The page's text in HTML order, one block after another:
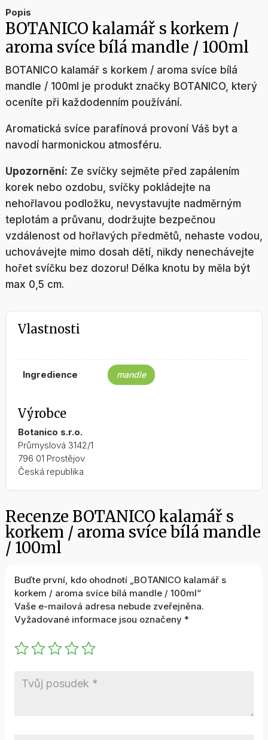
Popis
BOTANICO kalamář s korkem /
aroma svíce bílá mandle / 100ml
BOTANICO kalamář s korkem / aroma svíce bílá
mandle / 100ml je produkt značky BOTANICO, který
oceníte při každodenním používání.
Aromatická svíce parafínová provoní Váš byt a
navodí harmonickou atmosféru.
Upozornění: Ze svíčky sejměte před zapálením
korek nebo ozdobu, svíčky pokládejte na
nehořlavou podložku, nevystavujte nadměrným
teplotám a průvanu, dodržujte bezpečnou
vzdálenost od hořlavých předmětů, nehaste vodou,
uchovávejte mimo dosah dětí, nikdy nenechávejte
hořet svíčku bez dozoru! Délka knotu by měla být
max 0,5 cm.
Vlastnosti
ingredience mandle
Výrobce
Botanico s.r.o.
Průmyslová 3142/1
796 01 Prostějov
Česká republika
Recenze BOTANICO kalamář s
korkem / aroma svíce bílá mandle
/ 100ml
Buďte první, kdo ohodnotí „BOTANICO kalamář s
korkem / aroma svíce bílá mandle / 100ml“
Vaše e-mailová adresa nebude zveřejněna.
Vyžadované informace jsou označeny *